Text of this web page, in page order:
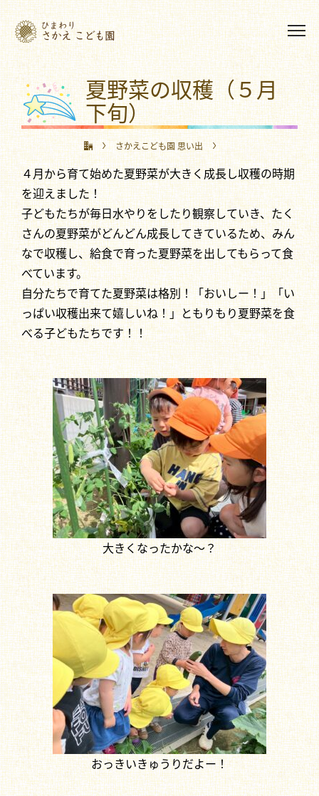
夏野菜の収穫（５月
下旬）
さかえこども園 思い出
夏野菜の収穫（５月下旬）
４月から育て始めた夏野菜が大きく成長し収穫の時期
を迎えました！
子どもたちが毎日水やりをしたり観察していき、たく
さんの夏野菜がどんどん成長してきているため、みん
なで収穫し、給食で育った夏野菜を出してもらって食
べています。
自分たちで育てた夏野菜は格別！「おいしー！」「い
っぱい収穫出来て嬉しいね！」ともりもり夏野菜を食
べる子どもたちです！！
大きくなったかな～？
おっきいきゅうりだよー！